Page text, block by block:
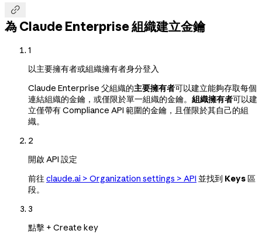

為 Claude Enterprise 組織建立金鑰
1
以主要擁有者或組織擁有者身分登入
Claude Enterprise 父組織的主要擁有者可以建立能夠存取每個
連結組織的金鑰，或僅限於單一組織的金鑰。 組織擁有者可以建
立僅帶有 Compliance API 範圍的金鑰，且僅限於其自己的組
織。
2
開啟 API 設定
前往 claude.ai > Organization settings > API 並找到 Keys 區
段。
3
點擊 + Create key